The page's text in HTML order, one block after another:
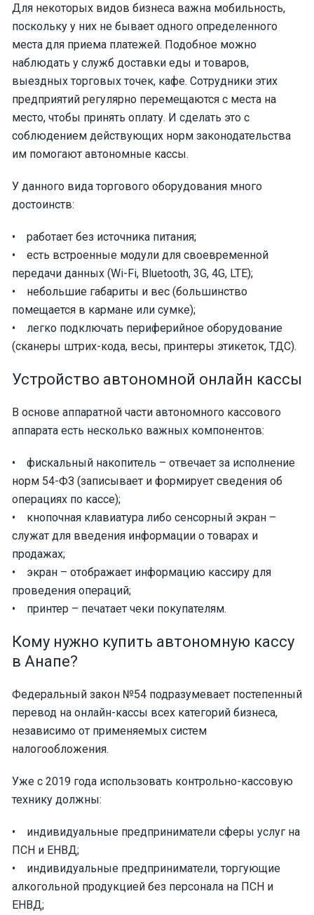
Для некоторых видов бизнеса важна мобильность,
поскольку у них не бывает одного определенного
места для приема платежей. Подобное можно
наблюдать у служб доставки еды и товаров,
выездных торговых точек, кафе. Сотрудники этих
предприятий регулярно перемещаются с места на
место, чтобы принять оплату. И сделать это с
соблюдением действующих норм законодательства
им помогают автономные кассы.
У данного вида торгового оборудования много
достоинств:
• работает без источника питания;
• есть встроенные модули для своевременной
передачи данных (Wi-Fi, Bluetooth, 3G, 4G, LTE);
• небольшие габариты и вес (большинство
помещается в кармане или сумке);
• легко подключать периферийное оборудование
(сканеры штрих-кода, весы, принтеры этикеток, ТДС).
Устройство автономной онлайн кассы
В основе аппаратной части автономного кассового
аппарата есть несколько важных компонентов:
• фискальный накопитель – отвечает за исполнение
норм 54-ФЗ (записывает и формирует сведения об
операциях по кассе);
• кнопочная клавиатура либо сенсорный экран –
служат для введения информации о товарах и
продажах;
• экран – отображает информацию кассиру для
проведения операций;
• принтер – печатает чеки покупателям.
Кому нужно купить автономную кассу
в Анапе?
Федеральный закон №54 подразумевает постепенный
перевод на онлайн-кассы всех категорий бизнеса,
независимо от применяемых систем
налогообложения.
Уже с 2019 года использовать контрольно-кассовую
технику должны:
• индивидуальные предприниматели сферы услуг на
ПСН и ЕНВД;
• индивидуальные предприниматели, торгующие
алкогольной продукцией без персонала на ПСН и
ЕНВД;